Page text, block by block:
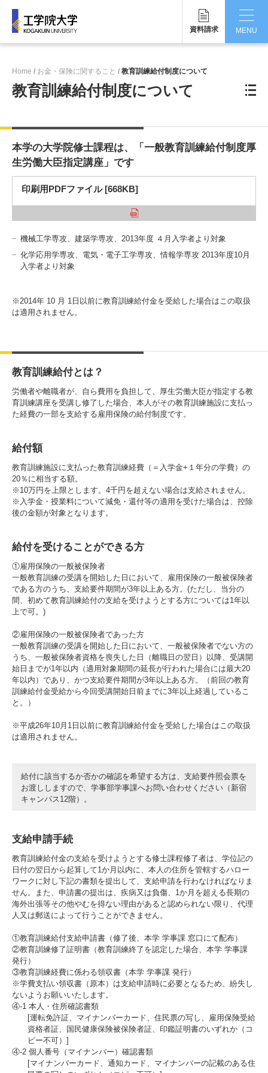
資料請求
MENU
国際交流・留学
研究・産学連携
キャンパス
入試情報
受験生の方
Pick Up
1. Action！x 工学院大学
2. 工学院大学ヒストリー
3. #KUTE VOICE エンジニアリーダーたちの声
4. 航空理工学専攻特設サイト
5. 遠隔授業リンク集
6. 寄付・ご支援
Home お金・保険に関すること 教育訓練給付制度について
教育訓練給付制度について
本学の大学院修士課程は、「一般教育訓練給付制度厚
生労働大臣指定講座」です
印刷用PDFファイル [668KB]
機械工学専攻、建築学専攻、2013年度 ４月入学者より対象
化学応用学専攻、電気・電子工学専攻、情報学専攻 2013年度10月
入学者より対象
※2014年 10 月 1日以前に教育訓練給付金を受給した場合はこの取扱
は適用されません。
教育訓練給付とは？
労働者や離職者が、自ら費用を負担して、厚生労働大臣が指定する教
育訓練講座を受講し修了した場合、本人がその教育訓練施設に支払っ
た経費の一部を支給する雇用保険の給付制度です。
給付額
教育訓練施設に支払った教育訓練経費（＝入学金+１年分の学費）の
20％に相当する額。
※10万円を上限とします。4千円を超えない場合は支給されません。
※入学金・授業料について減免・還付等の適用を受けた場合は、控除
後の金額が対象となります。
給付を受けることができる方
①雇用保険の一般被保険者
一般教育訓練の受講を開始した日において、雇用保険の一般被保険者
である方のうち、支給要件期間が3年以上ある方。(ただし、当分の
間、初めて教育訓練給付の支給を受けようとする方については1年以
上で可。)
②雇用保険の一般被保険者であった方
一般教育訓練の受講を開始した日において、一般被保険者でない方の
うち、一般被保険者資格を喪失した日（離職日の翌日）以降、受講開
始日までが1年以内（適用対象期間の延長が行われた場合には最大20
年以内）であり、かつ支給要件期間が3年以上ある方。（前回の教育
訓練給付金受給から今回受講開始日前までに3年以上経過しているこ
と。）
※平成26年10月1日以前に教育訓練給付金を受給した場合はこの取扱
は適用されません。
給付に該当するか否かの確認を希望する方は、支給要件照会票を
お渡ししますので、学事部学事課へお問い合わせください（新宿
キャンパス12階）。
支給申請手続
教育訓練給付金の支給を受けようとする修士課程修了者は、学位記の
日付の翌日から起算して1か月以内に、本人の住所を管轄するハロー
ワークに対し下記の書類を提出して、支給申請を行わなければなりま
せん。また、申請書の提出は、疾病又は負傷、1か月を超える長期の
海外出張等その他やむを得ない理由があると認められない限り、代理
人又は郵送によって行うことができません。
①教育訓練給付支給申請書（修了後、本学 学事課 窓口にて配布）
②教育訓練修了証明書（教育訓練終了を認定した場合、本学 学事課
発行）
③教育訓練経費に係わる領収書（本学 学事課 発行）
※学費支払い領収書（原本）は支給申請時に必要となるため、紛失し
ないようお願いいたします。
④-1 本人・住所確認書類
[運転免許証、マイナンバーカード、住民票の写し、雇用保険受給
資格者証、国民健康保険被保険者証、印鑑証明書のいずれか（コ
ピー不可）]
④-2 個人番号（マイナンバー）確認書類
[マイナンバーカード、通知カード、マイナンバーの記載のある住